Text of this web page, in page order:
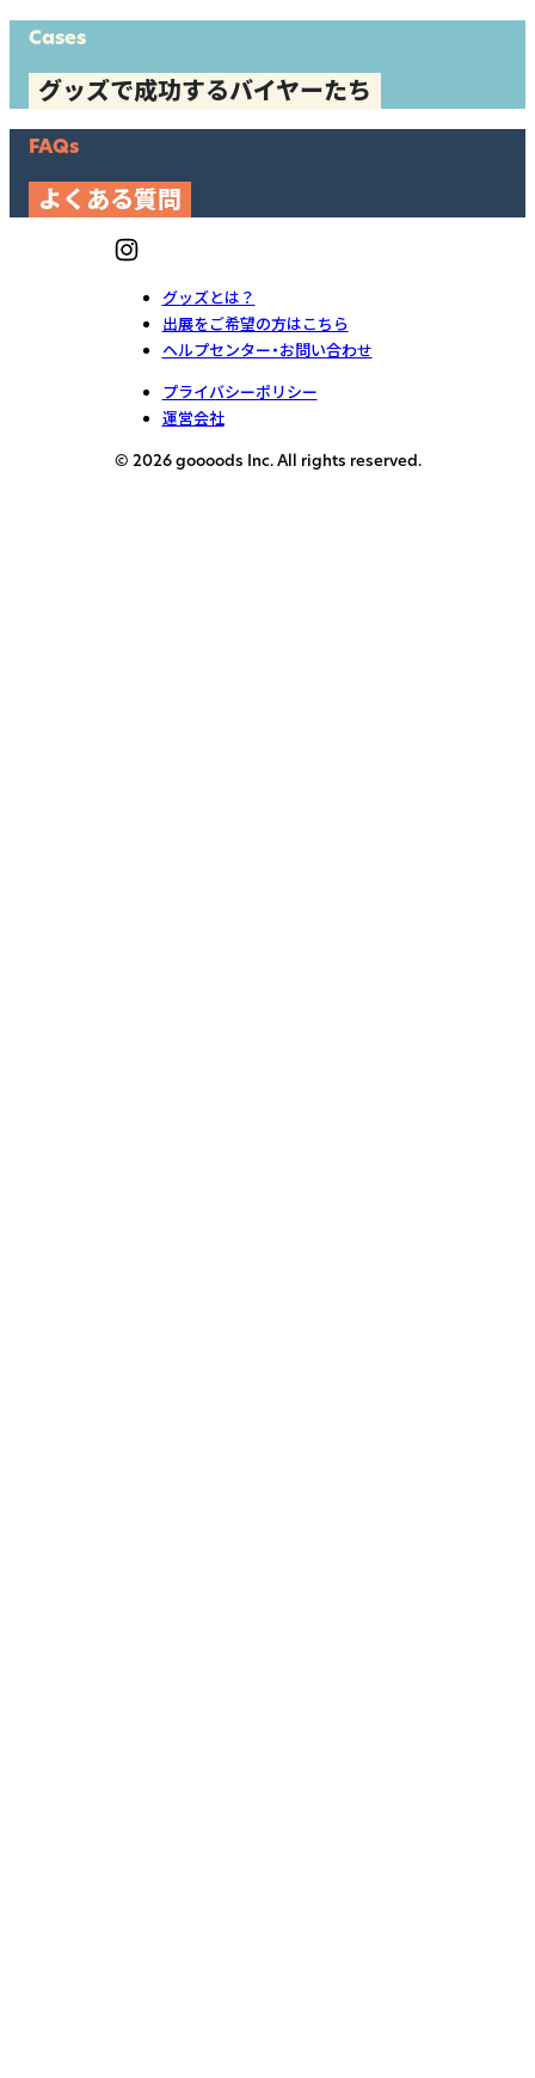
Cases
グッズで成功するバイヤーたち
FAQs
よくある質問
グッズとは？
出展をご希望の方はこちら
ヘルプセンター・お問い合わせ
プライバシーポリシー
運営会社
© 2026 goooods Inc. All rights reserved.